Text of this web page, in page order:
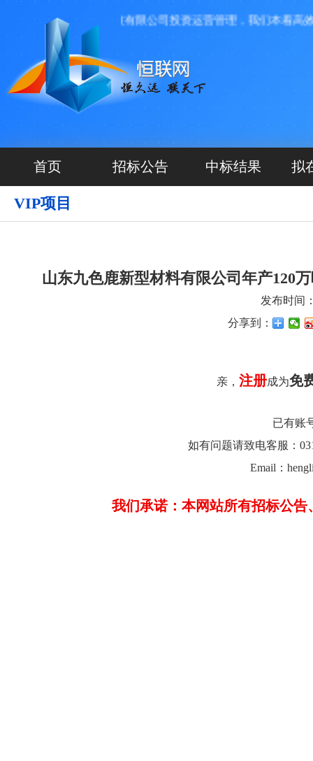
河北源航网络科技有限公司投资运营管理，我们本着高效、
首页 招标公告 中标结果 拟
VIP项目
山东九色鹿新型材料有限公司年产120
发布时间
分享到：
亲， 注册成为免
已有账
如有问题请致电客服：
Email：
我们承诺：本网站所有招标公